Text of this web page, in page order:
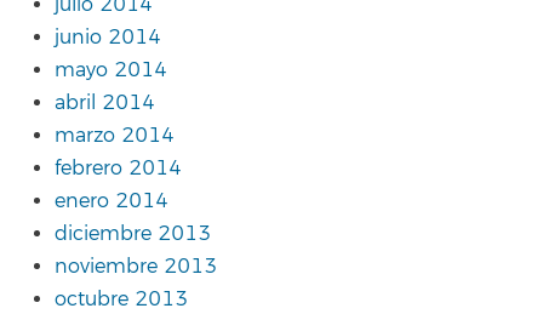
julio 2014
junio 2014
mayo 2014
abril 2014
marzo 2014
febrero 2014
enero 2014
diciembre 2013
noviembre 2013
octubre 2013